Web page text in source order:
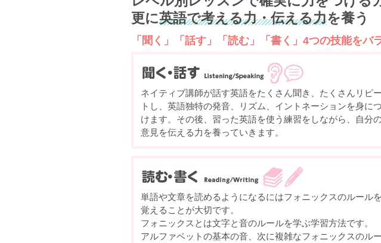
更に英語で考える力・伝える力を養う
「聞く」「話す」「読む」「書く」4つの技能をバ
ネイティブ講師が話す英語をたくさん聞き、たくさんリピー
トし、英語独特の発音、リズム、イントネーションを身につ
けます。その後、習った英語を使う練習をしながら、自分
意見を伝える力を養っていきます。
単語や文章を読めるようになるにはフォニックスのルールを
覚えることが大切です。
フォニックスとは文字と音のルールを学ぶ学習方法です。
アルファベットの基本の音、次に複雑なフォニックスのルー